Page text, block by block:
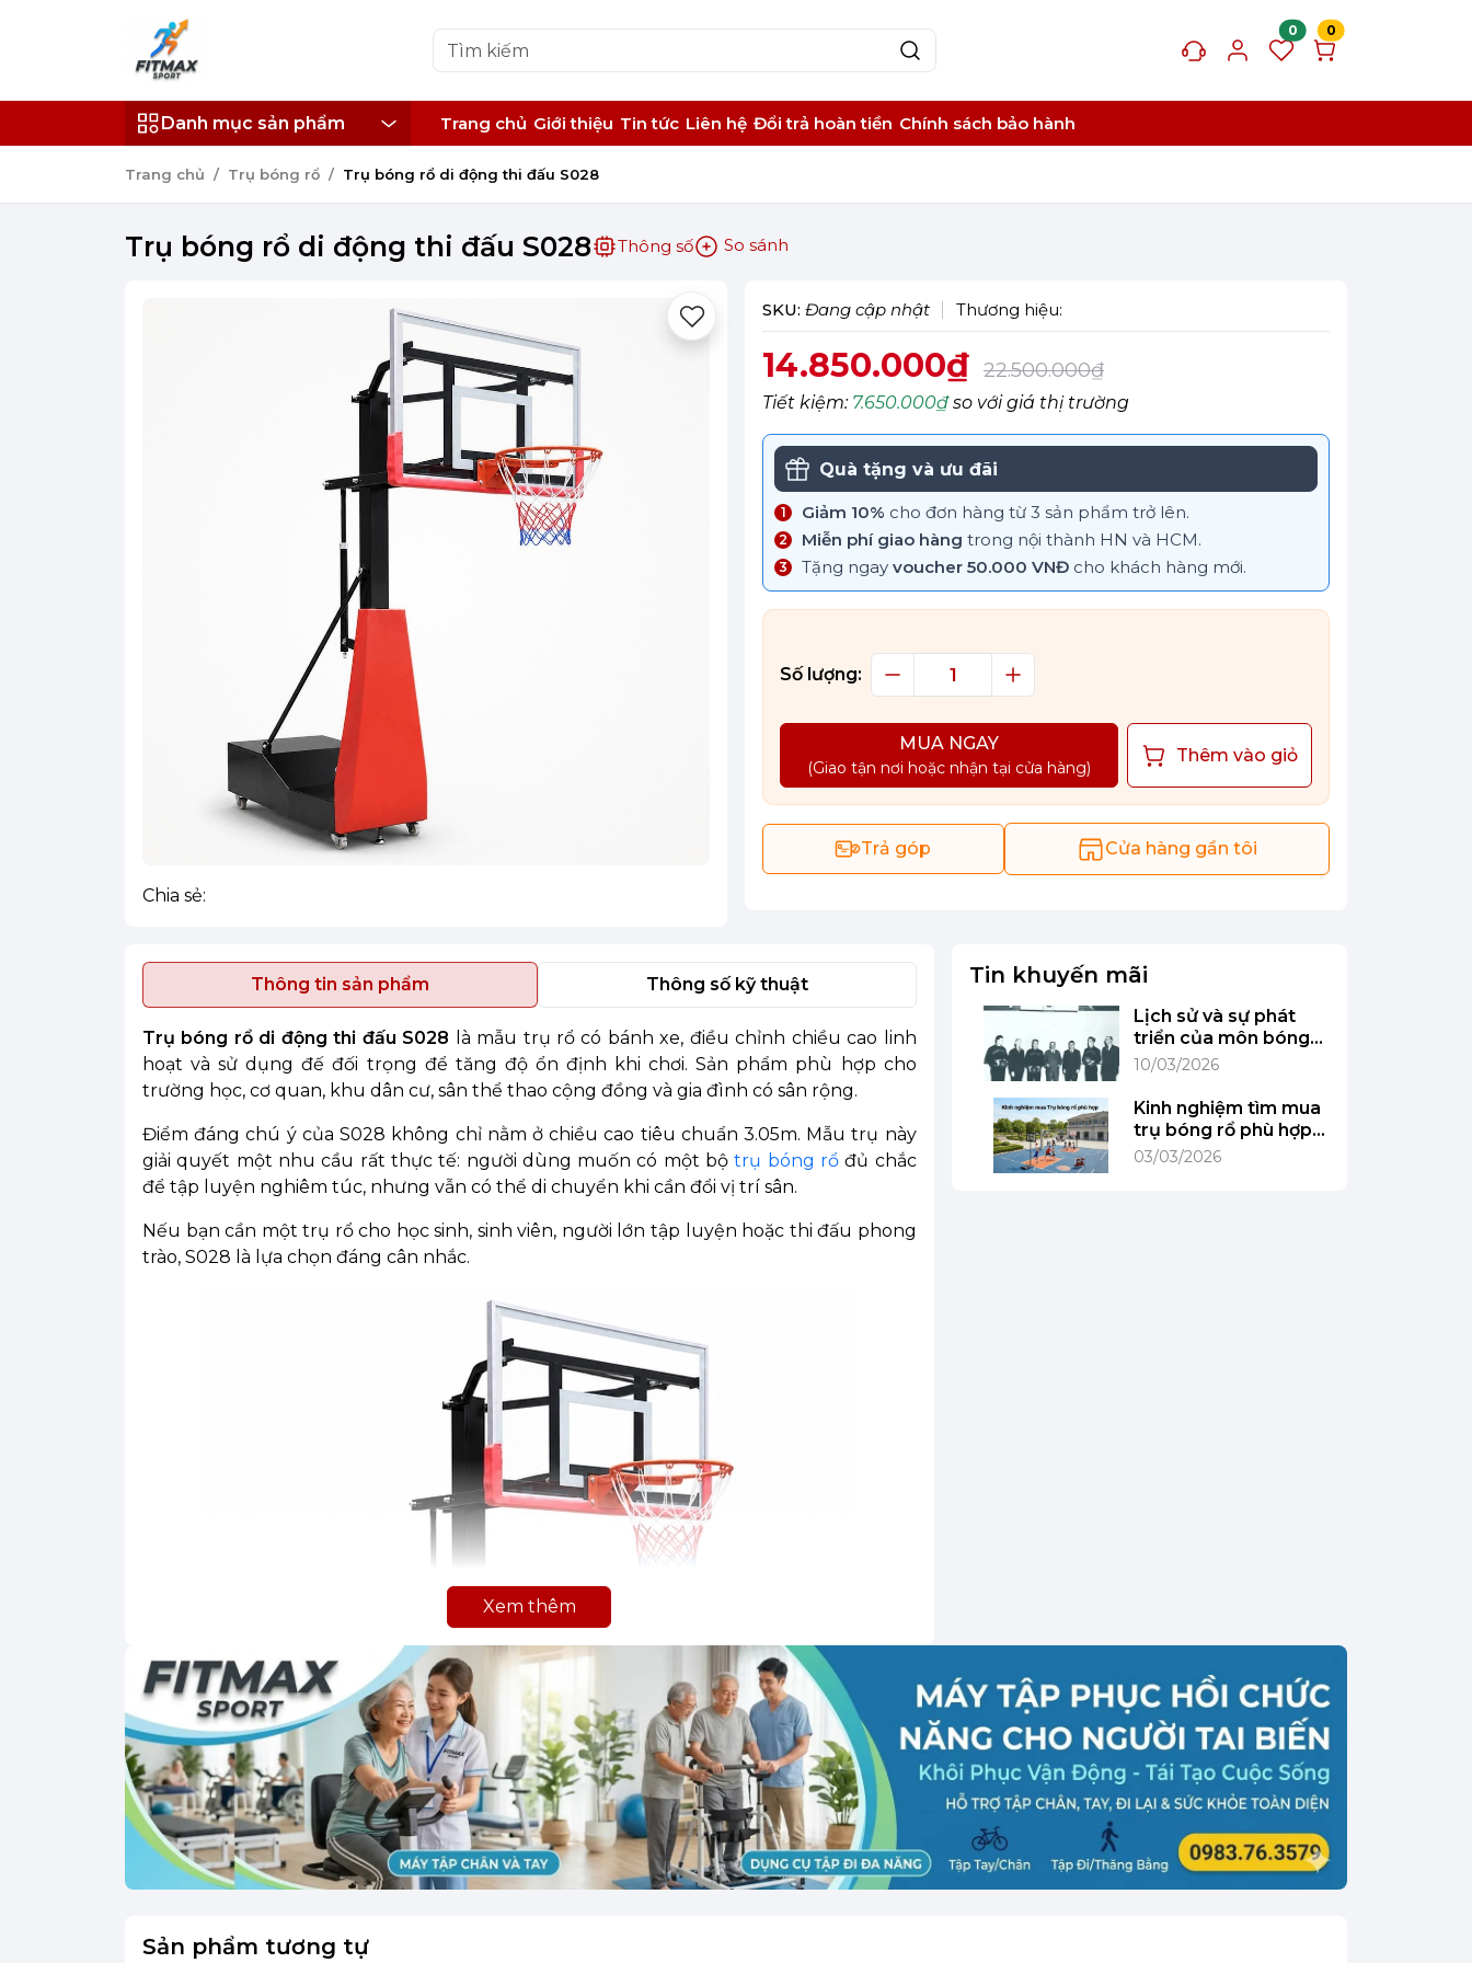
0 0
Danh mục sản phẩm Trang chủ Giới thiệu Tin tức Liên hệ Đổi trả hoàn tiền Chính sách bảo hành
Trang chủ Trụ bóng rổ Trụ bóng rổ di động thi đấu S028
Trụ bóng rổ di động thi đấu S028 Thông số So sánh
Chia sẻ:
SKU: Đang cập nhật Thương hiệu:
14.850.000₫ 22.500.000₫
Tiết kiệm: 7.650.000₫so với giá thị trường
Quà tặng và ưu đãi
Giảm 10% cho đơn hàng từ 3 sản phẩm trở lên.
Miễn phí giao hàng trong nội thành HN và HCM.
Tặng ngay voucher 50.000 VNĐ cho khách hàng mới.
Số lượng:
MUA NGAY
(Giao tận nơi hoặc nhận tại cửa hàng)
Thêm vào giỏ
Trả góp Cửa hàng gần tôi
Thông tin sản phẩm Thông số kỹ thuật
Trụ bóng rổ di động thi đấu S028 là mẫu trụ rổ có bánh xe, điều chỉnh chiều cao linh
hoạt và sử dụng đế đối trọng để tăng độ ổn định khi chơi. Sản phẩm phù hợp cho
trường học, cơ quan, khu dân cư, sân thể thao cộng đồng và gia đình có sân rộng.
Điểm đáng chú ý của S028 không chỉ nằm ở chiều cao tiêu chuẩn 3.05m. Mẫu trụ này
giải quyết một nhu cầu rất thực tế: người dùng muốn có một bộtrụ bóng rổ đủ chắc
để tập luyện nghiêm túc, nhưng vẫn có thể di chuyển khi cần đổi vị trí sân.
Nếu bạn cần một trụ rổ cho học sinh, sinh viên, người lớn tập luyện hoặc thi đấu phong
trào, S028 là lựa chọn đáng cân nhắc.
Xem thêm
Tin khuyến mãi
Lịch sử và sự phát
triển của môn bóng
rổ
10/03/2026
Kinh nghiệm tìm mua
trụ bóng rổ phù hợp
cho từng độ tuổi và
03/03/2026
Sản phẩm tương tự